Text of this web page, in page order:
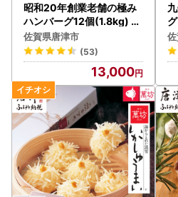
昭和20年創業老舗の極み
ハンバーグ12個(1.8kg) ハ
ンバーグ
佐賀県唐津市
(53)
13,000
g)